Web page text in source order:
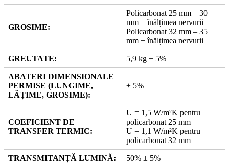
GROSIME:
Policarbonat 25 mm – 30
mm + înălțimea nervurii
Policarbonat 32 mm – 35
mm + înălțimea nervurii
GREUTATE: 5,9 kg ± 5%
ABATERI DIMENSIONALE
PERMISE (LUNGIME,
LĂȚIME, GROSIME):
± 5%
COEFICIENT DE
TRANSFER TERMIC:
U = 1,5 W/m²K pentru
policarbonat 25 mm
U = 1,1 W/m²K pentru
policarbonat 32 mm
TRANSMITANȚĂ LUMINĂ: 50% ± 5%